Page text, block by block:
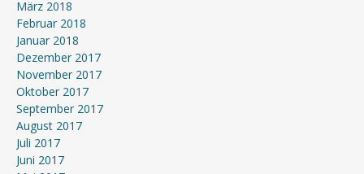
März 2018
Februar 2018
Januar 2018
Dezember 2017
November 2017
Oktober 2017
September 2017
August 2017
Juli 2017
Juni 2017